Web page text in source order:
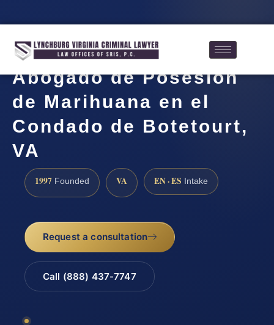
Abogado de Posesión
de Marihuana en el
Condado de Botetourt,
VA
1997 Founded VA EN · ES Intake
Request a consultation
Call (888) 437-7747